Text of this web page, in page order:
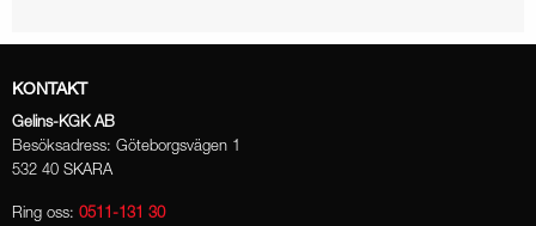
KONTAKT
Gelins-KGK AB
Besöksadress: Göteborgsvägen 1
532 40 SKARA
Ring oss: 0511-131 30